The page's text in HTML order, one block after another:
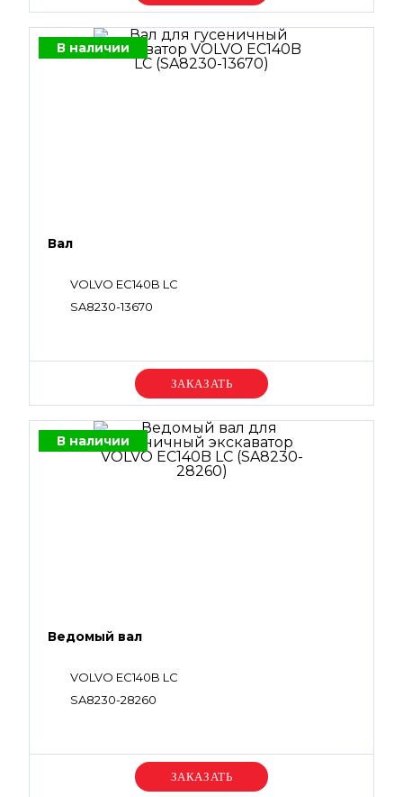
В наличии
Вал
VOLVO EC140B LC
SA8230-13670
Уточняйте цену
В наличии
Ведомый вал
VOLVO EC140B LC
SA8230-28260
Уточняйте цену